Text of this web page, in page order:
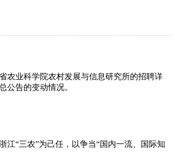
农业科学院农村发展与信息研究所的招聘详
公告的变动情况。
“三农”为己任，以争当“国内一流、国际知